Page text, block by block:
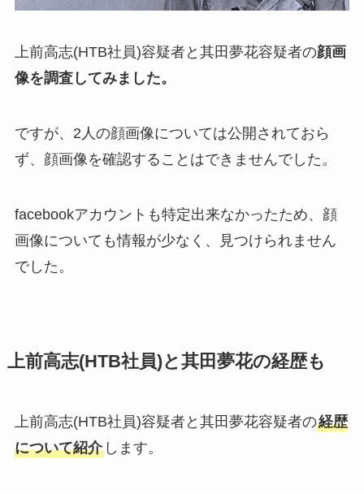
上前高志(HTB社員)容疑者と其田夢花容疑者の顔画
像を調査してみました。
ですが、2人の顔画像については公開されておら
ず、顔画像を確認することはできませんでした。
facebookアカウントも特定出来なかったため、顔
画像についても情報が少なく、見つけられません
でした。
上前高志(HTB社員)と其田夢花の経歴も
上前高志(HTB社員)容疑者と其田夢花容疑者の経歴
について紹介します。